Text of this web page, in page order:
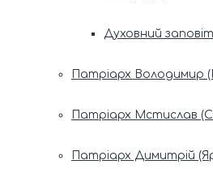
Духовний заповіт
Патріарх Володимир
Патріарх Мстислав
Патріарх Димитрій